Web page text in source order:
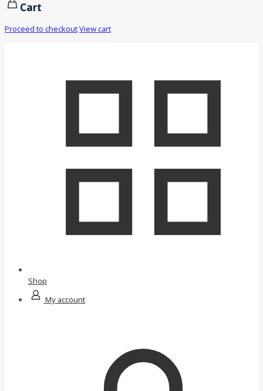
Cart
Proceed to checkoutView cart
Shop
My account